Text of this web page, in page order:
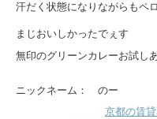
汗だく状態になりながらもペ
まじおいしかったでぇ す
無印のグリーンカレーお試し
ニックネーム： のー
京都の賃